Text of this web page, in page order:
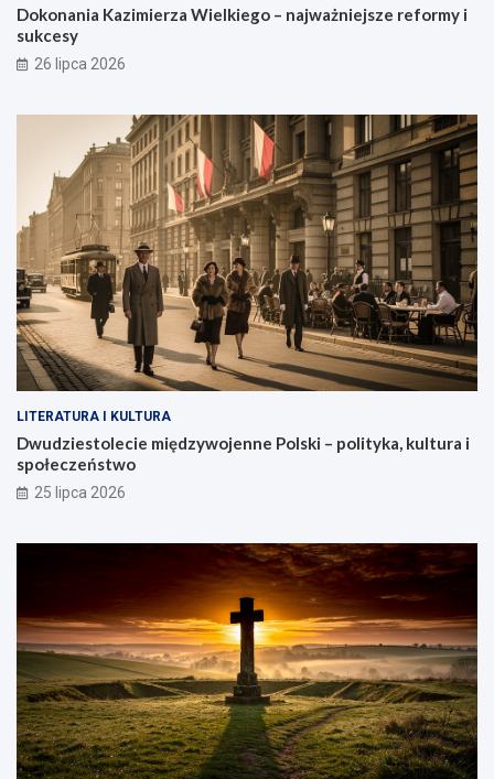
Dokonania Kazimierza Wielkiego – najważniejsze reformy i
sukcesy
26 lipca 2026
LITERATURA I KULTURA
Dwudziestolecie międzywojenne Polski – polityka, kultura i
społeczeństwo
25 lipca 2026